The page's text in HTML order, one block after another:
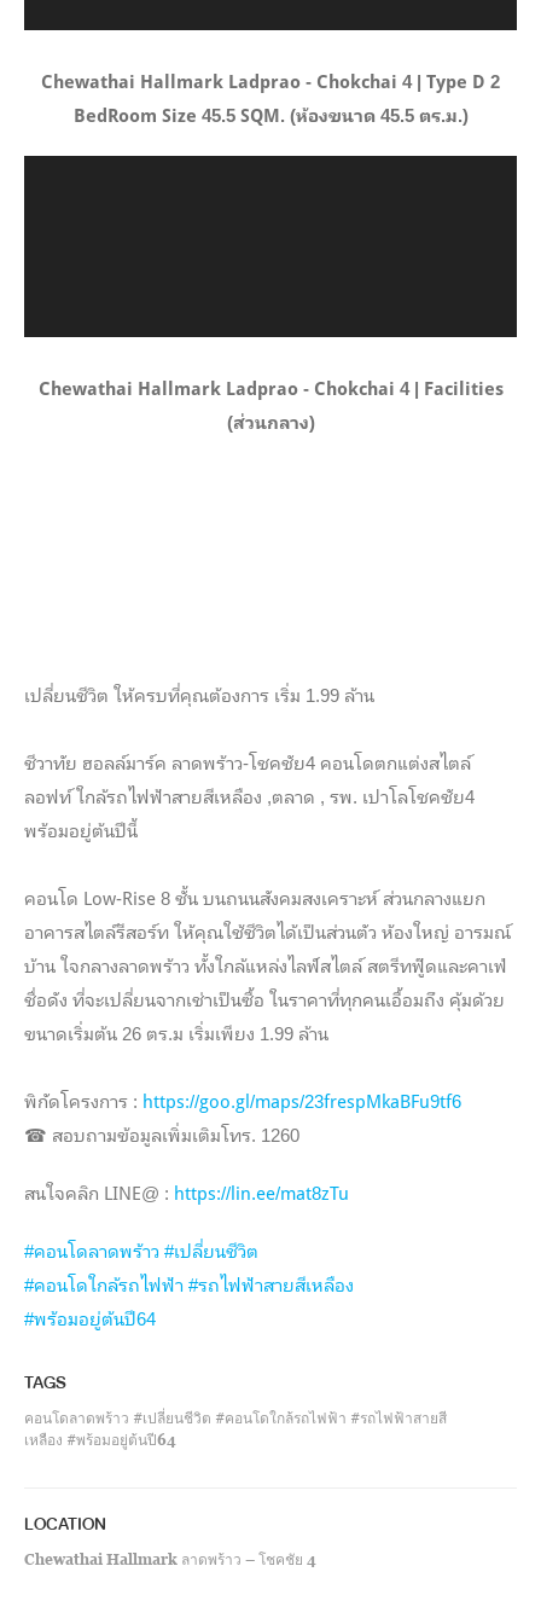
Chewathai Hallmark Ladprao - Chokchai 4 | Type D 2
BedRoom Size 45.5 SQM. (ห้องขนาด 45.5 ตร.ม.)
Chewathai Hallmark Ladprao - Chokchai 4 | Facilities
(ส่วนกลาง)
เปลี่ยนชีวิต ให้ครบที่คุณต้องการ เริ่ม 1.99 ล้าน
ชีวาทัย ฮอลล์มาร์ค ลาดพร้าว-โชคชัย4 คอนโดตกแต่งสไตล์
ลอฟท์ ใกล้รถไฟฟ้าสายสีเหลือง ,ตลาด , รพ. เปาโลโชคชัย4
พร้อมอยู่ต้นปีนี้
คอนโด Low-Rise 8 ชั้น บนถนนสังคมสงเคราะห์ ส่วนกลางแยก
อาคารสไตล์รีสอร์ท ให้คุณใช้ชีวิตได้เป็นส่วนตัว ห้องใหญ่ อารมณ์
บ้าน ใจกลางลาดพร้าว ทั้งใกล้แหล่งไลฟ์สไตล์ สตรีทฟู๊ดและคาเฟ่
ชื่อดัง ที่จะเปลี่ยนจากเช่าเป็นซื้อ ในราคาที่ทุกคนเอื้อมถึง คุ้มด้วย
ขนาดเริ่มต้น 26 ตร.ม เริ่มเพียง 1.99 ล้าน
พิกัดโครงการ : https://goo.gl/maps/23frespMkaBFu9tf6
☎ สอบถามข้อมูลเพิ่มเติมโทร. 1260
สนใจคลิก LINE@ : https://lin.ee/mat8zTu
#คอนโดลาดพร้าว #เปลี่ยนชีวิต
#คอนโดใกล้รถไฟฟ้า #รถไฟฟ้าสายสีเหลือง
#พร้อมอยู่ต้นปี64
TAGS
คอนโดลาดพร้าว #เปลี่ยนชีวิต #คอนโดใกล้รถไฟฟ้า #รถไฟฟ้าสายสี
เหลือง #พร้อมอยู่ต้นปี64
LOCATION
Chewathai Hallmark ลาดพร้าว – โชคชัย 4